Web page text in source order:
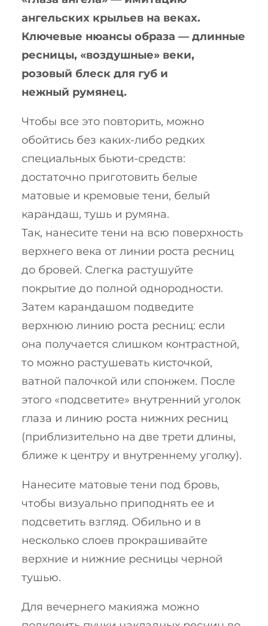
ангельских крыльев на веках.
Ключевые нюансы образа — длинные
ресницы, «воздушные» веки,
розовый блеск для губ и
нежный румянец.
Чтобы все это повторить, можно
обойтись без каких-либо редких
специальных бьюти-средств:
достаточно приготовить белые
матовые и кремовые тени, белый
карандаш, тушь и румяна.
Так, нанесите тени на всю поверхность
верхнего века от линии роста ресниц
до бровей. Слегка растушуйте
покрытие до полной однородности.
Затем карандашом подведите
верхнюю линию роста ресниц: если
она получается слишком контрастной,
то можно растушевать кисточкой,
ватной палочкой или спонжем. После
этого «подсветите» внутренний уголок
глаза и линию роста нижних ресниц
(приблизительно на две трети длины,
ближе к центру и внутреннему уголку).
Нанесите матовые тени под бровь,
чтобы визуально приподнять ее и
подсветить взгляд. Обильно и в
несколько слоев прокрашивайте
верхние и нижние ресницы черной
тушью.
Для вечернего макияжа можно